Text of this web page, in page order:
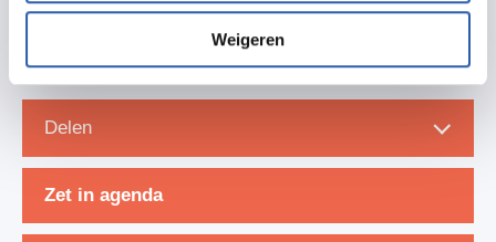
Weigeren
Delen
Zet in agenda